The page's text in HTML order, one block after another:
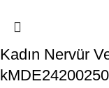
Kadın Nervür